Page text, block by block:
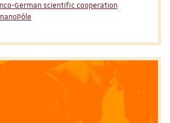
German scientific cooperation